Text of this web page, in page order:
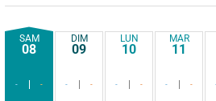
SAM
08
- -
DIM
09
- -
LUN
10
- -
MAR
11
- -